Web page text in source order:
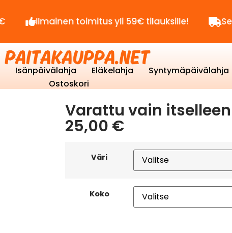
Ilmainen toimitus yli 59€ tilauksille! Seuraa
Isänpäivälahja Eläkelahja Syntymäpäivälahja
Ostoskori
Varattu vain
25,00 €
Väri
Koko